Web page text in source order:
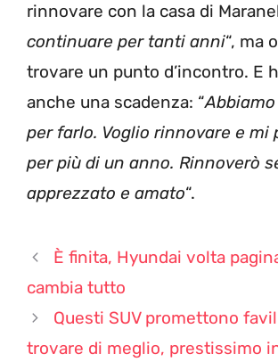
rinnovare con la casa di
continuare per tanti anni“, ma
trovare un punto d’incontro. E
anche una scadenza: “
per farlo. Voglio rinnovare e mi
per più di un anno. Rinnoverò
apprezzato e amato“.
È finita, Hyundai volta
cambia tutto
Questi SUV promettono
trovare di meglio, prestissimo